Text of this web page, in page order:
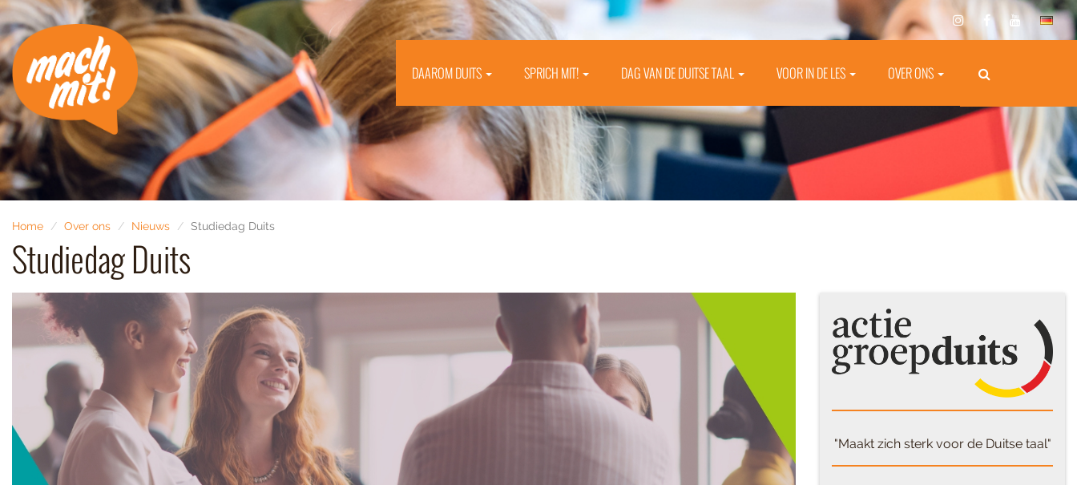
DAAROM DUITS SPRICH MIT! DAG VAN DE DUITSE TAAL VOOR IN DE LES OVER ONS
Home Over ons Nieuws Studiedag Duits
Studiedag Duits
"Maakt zich sterk voor de Duitse taal"